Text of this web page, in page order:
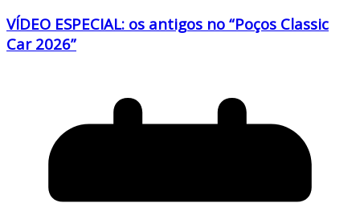
VÍDEO ESPECIAL: os antigos no “Poços Classic
Car 2026”